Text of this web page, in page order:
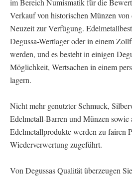
im Bereich Numismatik für die
Verkauf von historischen Münzen
Neuzeit zur Verfügung.
Degussa-Wertlager oder in einem
werden, und es besteht in einigen
Möglichkeit, Wertsachen in einem
lagern.
Nicht mehr genutzter Schmuck,
Edelmetall-Barren und Münzen sowie
Edelmetallprodukte werden zu fairen
Wiederverwertung zugeführt.
Von Degussas Qualität überzeugen